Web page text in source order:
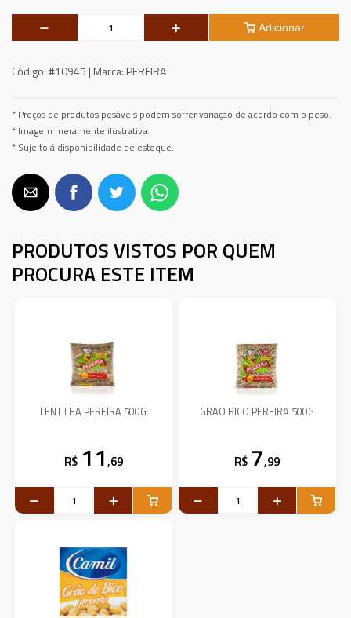
Adicionar
Código:#10945 | Marca: PEREIRA
* Preços de produtos pesáveis podem sofrer variação de acordo com o peso.
* Imagem meramente ilustrativa.
* Sujeito à disponibilidade de estoque.
PRODUTOS VISTOS POR QUEM
PROCURA ESTE ITEM
LENTILHA PEREIRA 500G
R$ 11,69
GRAO BICO PEREIRA 500G
R$ 7,99